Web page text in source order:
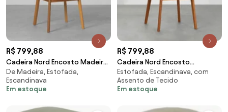
R$ 799,88
Cadeira Nord Encosto Madeira
- Terracota
De Madeira, Estofada,
Escandinava
Em estoque
R$ 799,88
Cadeira Nord Encosto
Estofado Texture - Off White
Estofada, Escandinava, com
Assento de Tecido
Em estoque